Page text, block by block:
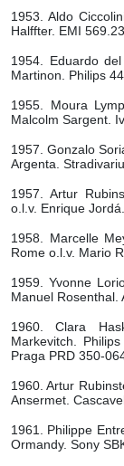
1953. Aldo
Halffter. EMI
1954. Eduardo
Martinon. Philips
1955. Moura
Malcolm Sargent.
1957. Gonzalo
Argenta.
1957. Artur
o.l.v. Enrique
1958. Marcelle
Rome o.l.v. Mario
1959. Yvonne
Manuel Rosenthal.
1960. Clara
Markevitch.
Praga PRD 350-
1960. Artur
Ansermet.
1961. Philippe
Ormandy. Sony